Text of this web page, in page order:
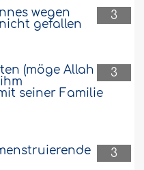
3
wegen
gefallen
3
(möge Allah
seiner Familie
3